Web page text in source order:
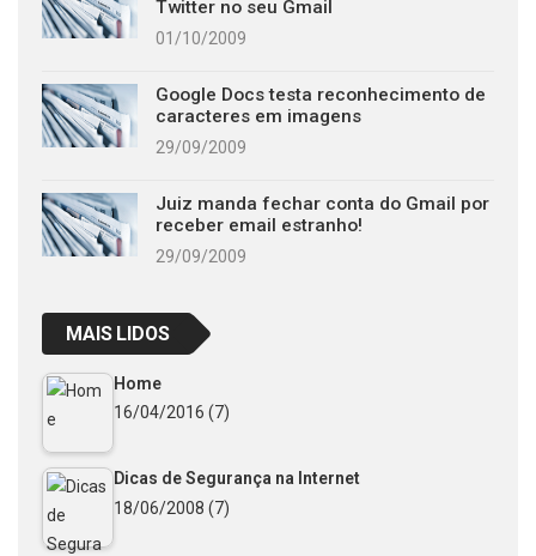
Twitter no seu Gmail
01/10/2009
Google Docs testa reconhecimento de
caracteres em imagens
29/09/2009
Juiz manda fechar conta do Gmail por
receber email estranho!
29/09/2009
MAIS LIDOS
Home
16/04/2016 (7)
Dicas de Segurança na Internet
18/06/2008 (7)